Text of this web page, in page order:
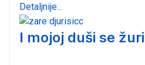
Detaljnije...
I mojoj duši se žuri